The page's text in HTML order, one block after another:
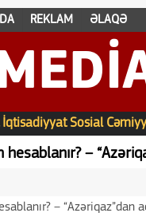
REKLAM ƏLAQƏ
İqtisadiyyat Sosial
–